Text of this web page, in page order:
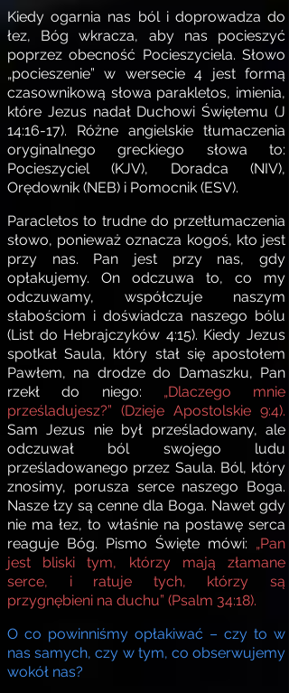
Kiedy ogarnia nas ból i doprowadza do
łez, Bóg wkracza, aby nas pocieszyć
poprzez obecność Pocieszyciela. Słowo
„pocieszenie” w wersecie 4 jest formą
czasownikową słowa parakletos, imienia,
które Jezus nadał Duchowi Świętemu (J
14:16-17). Różne angielskie tłumaczenia
oryginalnego greckiego słowa to:
Pocieszyciel (KJV), Doradca (NIV),
Orędownik (NEB) i Pomocnik (ESV).
Paracletos to trudne do przetłumaczenia
słowo, ponieważ oznacza kogoś, kto jest
przy nas. Pan jest przy nas, gdy
opłakujemy. On odczuwa to, co my
odczuwamy, współczuje naszym
słabościom i doświadcza naszego bólu
(List do Hebrajczyków 4:15). Kiedy Jezus
spotkał Saula, który stał się apostołem
Pawłem, na drodze do Damaszku, Pan
rzekł do niego: „Dlaczego mnie
prześladujesz?” (Dzieje Apostolskie 9:4).
Sam Jezus nie był prześladowany, ale
odczuwał ból swojego ludu
prześladowanego przez Saula. Ból, który
znosimy, porusza serce naszego Boga.
Nasze łzy są cenne dla Boga. Nawet gdy
nie ma łez, to właśnie na postawę serca
reaguje Bóg. Pismo Święte mówi: „Pan
jest bliski tym, którzy mają złamane
serce, i ratuje tych, którzy są
przygnębieni na duchu” (Psalm 34:18).
O co powinniśmy opłakiwać – czy to w
nas samych, czy w tym, co obserwujemy
wokół nas?